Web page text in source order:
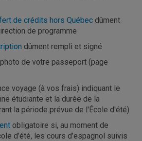
de crédits hors Québec dûment
de programme
dûment rempli et signé
de votre passeport (page
voyage (à vos frais) indiquant le
étudiante et la durée de la
la période prévue de l'École d'été)
obligatoire si, au moment de
d’été, les cours d’espagnol suivis